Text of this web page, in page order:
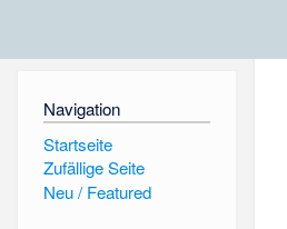
Navigation
Startseite
Zufällige Seite
Neu / Featured